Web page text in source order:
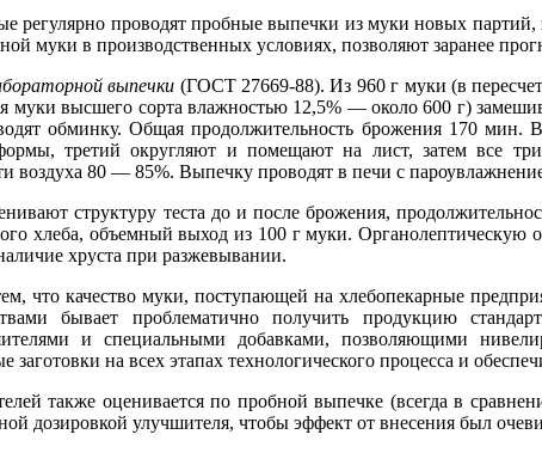
регулярно проводят пробные выпечки из муки новых партий,
муки в производственных условиях, позволяют заранее
выпечки (ГОСТ 27669-88). Из 960 г муки (в
муки высшего сорта влажностью 12,5% — около 600 г)
обминку. Общая продолжительность брожения 170
третий округляют и помещают на лист, затем все
воздуха 80 — 85%. Выпечку проводят в печи с
структуру теста до и после брожения,
хлеба, объемный выход из 100 г муки.
хруста при разжевывании.
что качество муки, поступающей на хлебопекарные
бывает проблематично получить продукцию
и специальными добавками, позволяющими
заготовки на всех этапах технологического процесса и
также оценивается по пробной выпечке (всегда в
дозировкой улучшителя, чтобы эффект от внесения был